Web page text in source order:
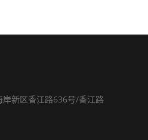
岸新区香江路636号/香江路